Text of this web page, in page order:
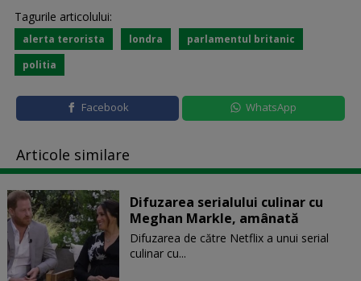
Tagurile articolului:
alerta terorista londra
parlamentul britanic
politia
Facebook WhatsApp
Articole similare
Difuzarea serialului culinar cu
Meghan Markle, amânată
Difuzarea de către Netflix a unui serial
culinar cu...